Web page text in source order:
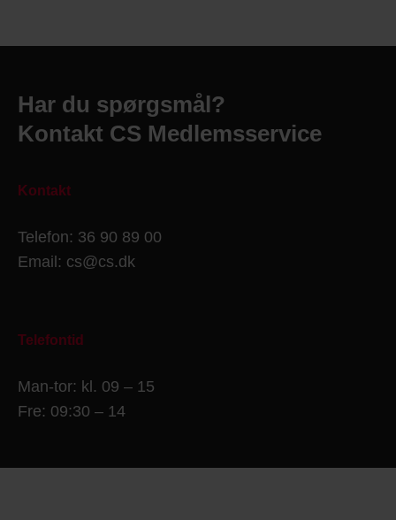
Har du spørgsmål?
Kontakt CS Medlemsservice
Kontakt
Telefon: 36 90 89 00
Email: cs@cs.dk
Telefontid
Man-tor: kl. 09 – 15
Fre: 09:30 – 14